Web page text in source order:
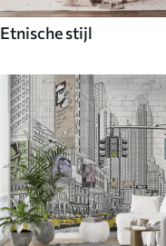
Etnische stijl